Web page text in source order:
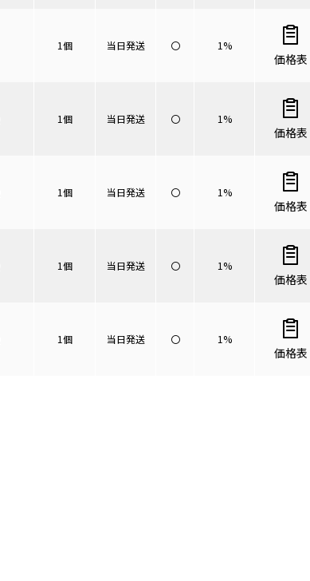
1個 当日発送 〇 1%
価格表
1個 当日発送 〇 1%
価格表
1個 当日発送 〇 1%
価格表
1個 当日発送 〇 1%
価格表
1個 当日発送 〇 1%
価格表